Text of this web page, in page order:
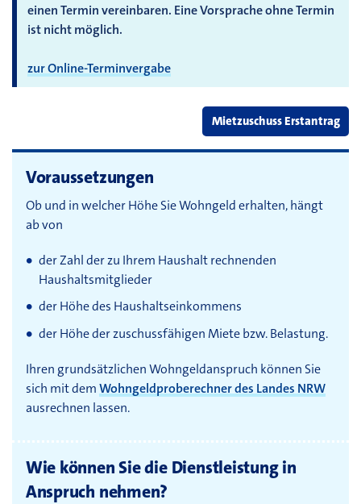
einen Termin vereinbaren. Eine Vorsprache ohne Termin
ist nicht möglich.
zur Online-Terminvergabe
Mietzuschuss Erstantrag
Voraussetzungen
Ob und in welcher Höhe Sie Wohngeld erhalten, hängt
ab von
der Zahl der zu Ihrem Haushalt rechnenden
Haushaltsmitglieder
der Höhe des Haushaltseinkommens
der Höhe der zuschussfähigen Miete bzw. Belastung.
Ihren grundsätzlichen Wohngeldanspruch können Sie
sich mit demWohngeldproberechner des Landes NRW
ausrechnen lassen.
Wie können Sie die Dienstleistung in
Anspruch nehmen?